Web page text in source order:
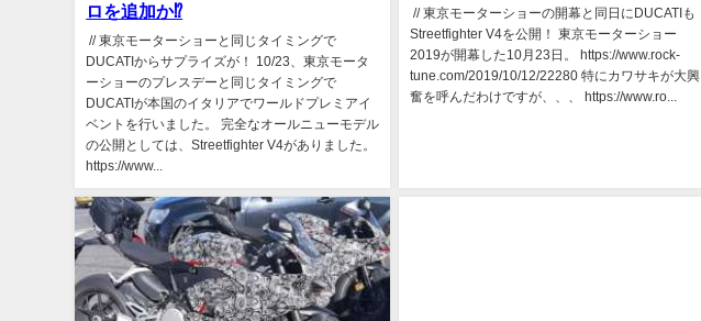
ロを追加か⁉
// 東京モーターショーと同じタイミングで
DUCATIからサプライズが！ 10/23、東京モータ
ーショーのプレスデーと同じタイミングで
DUCATIが本国のイタリアでワールドプレミアイ
ベントを行いました。 完全なオールニューモデル
の公開としては、Streetfighter V4がありました。
https://www...
// 東京モーターショーの開幕と同日にDUCATIも
Streetfighter V4を公開！ 東京モーターショー
2019が開幕した10月23日。 https://www.rock-
tune.com/2019/10/12/22280 特にカワサキが大興
奮を呼んだわけですが、、、 https://www.ro...